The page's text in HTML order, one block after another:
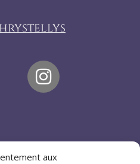
aux